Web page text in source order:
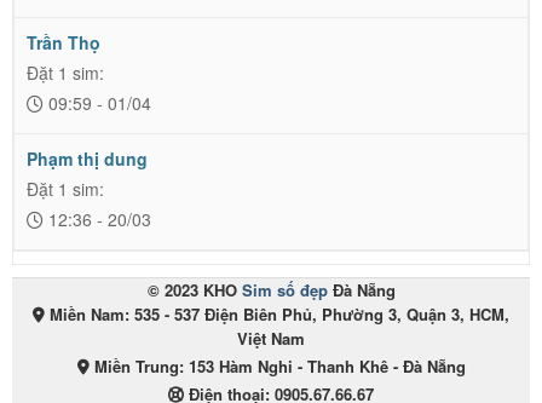
Trần Thọ
Đặt 1 sim:
09:59 - 01/04
Phạm thị dung
Đặt 1 sim:
12:36 - 20/03
© 2023 KHO Sim số đẹpĐà Nẵng
Miền Nam: 535 - 537 Điện Biên Phủ, Phường 3, Quận 3, HCM,
Việt Nam
Miền Trung: 153 Hàm Nghi - Thanh Khê - Đà Nẵng
Điện thoại: 0905.67.66.67